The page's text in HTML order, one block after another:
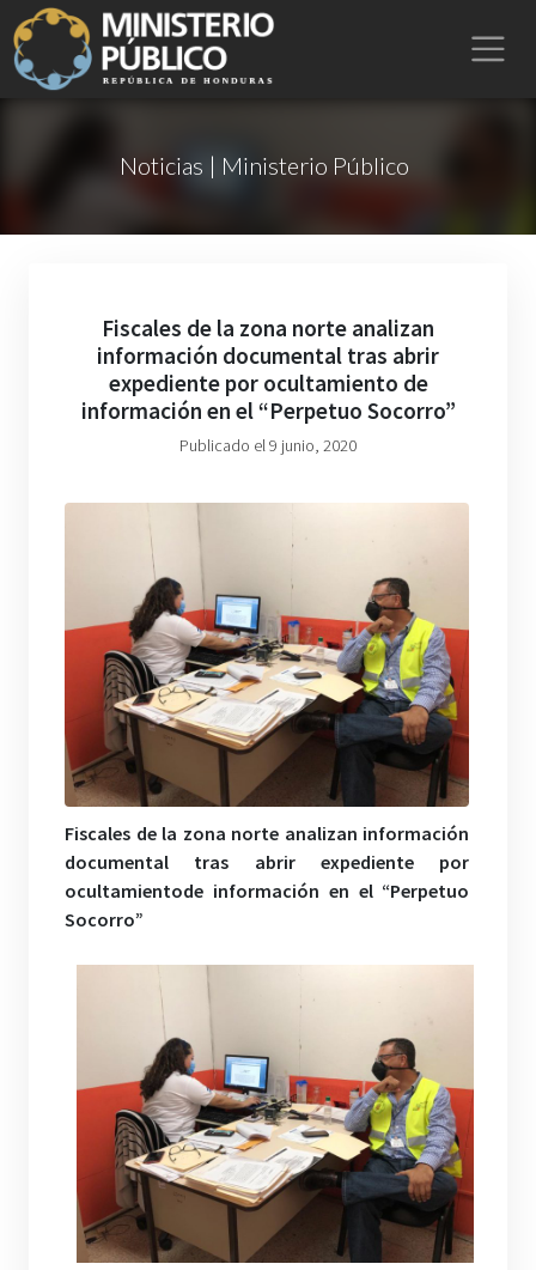
Noticias | Ministerio Público
Fiscales de la zona norte analizan
información documental tras abrir
expediente por ocultamiento de
información en el “Perpetuo Socorro”
Publicado el 9 junio, 2020
Fiscales de la zona norte analizan información
documental tras abrir expediente por
ocultamientode información en el “Perpetuo
Socorro”